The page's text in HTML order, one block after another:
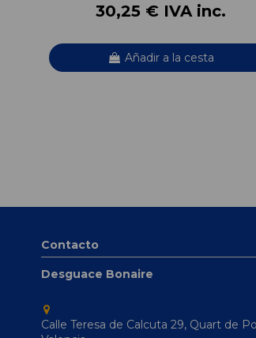
30,25 € IVA inc.
Añadir a la cesta
Contacto
Desguace Bonaire
Calle Teresa de Calcuta 29, Quart de